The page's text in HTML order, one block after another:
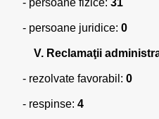
- persoane fizice: 31
- persoane juridice: 0
V. Reclamaţii
- rezolvate favorabil: 0
- respinse: 4